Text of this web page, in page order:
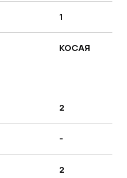
1
КОСАЯ
2
-
2